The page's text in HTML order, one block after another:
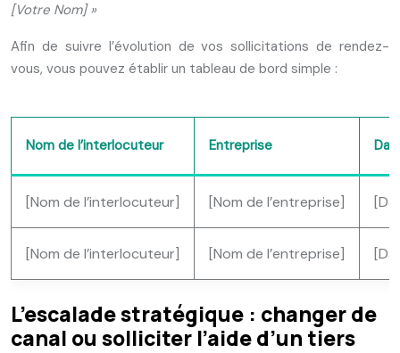
[Votre Nom] »
Afin de suivre l’évolution de vos sollicitations de rendez-
vous, vous pouvez établir un tableau de bord simple :
Nom de l’interlocuteur Entreprise
[Nom de l’interlocuteur] [Nom de l’entreprise]
[Nom de l’interlocuteur] [Nom de l’entreprise]
L’escalade stratégique : changer de
canal ou solliciter l’aide d’un tiers